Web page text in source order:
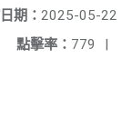
期： 2025-05-22
點擊率： 779 |